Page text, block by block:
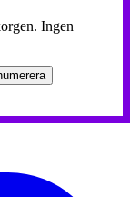
Ingen